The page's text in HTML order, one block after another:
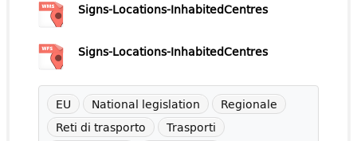
Signs-Locations-InhabitedCentres
Signs-Locations-InhabitedCentres
EU National legislation
Regionale
Reti di trasporto
Trasporti